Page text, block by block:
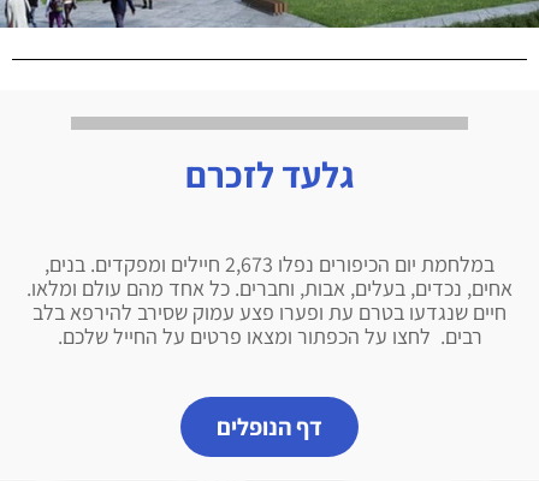
גלעד לזכרם
במלחמת יום הכיפורים נפלו 2,673 חיילים ומפקדים. בנים,
אחים, נכדים, בעלים, אבות, וחברים. כל אחד מהם עולם ומלאו.
חיים שנגדעו בטרם עת ופערו פצע עמוק שסירב להירפא בלב
רבים. לחצו על הכפתור ומצאו פרטים על החייל שלכם.
דף הנופלים